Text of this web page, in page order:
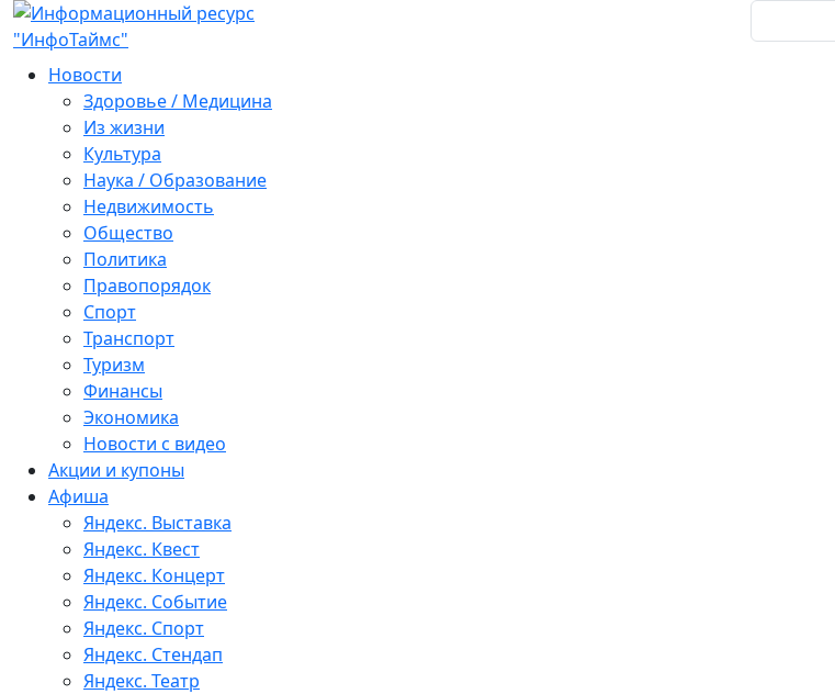
Новости
Здоровье / Медицина
Из жизни
Культура
Наука / Образование
Недвижимость
Общество
Политика
Правопорядок
Спорт
Транспорт
Туризм
Финансы
Экономика
Новости с видео
Акции и купоны
Афиша
Яндекс. Выставка
Яндекс. Квест
Яндекс. Концерт
Яндекс. Событие
Яндекс. Спорт
Яндекс. Стендап
Яндекс. Театр